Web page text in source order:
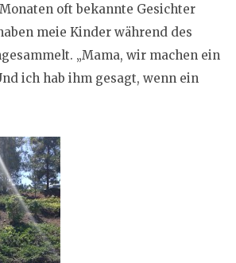
oft bekannte Gesichter
meie Kinder während des
„Mama, wir machen ein
ich hab ihm gesagt, wenn ein